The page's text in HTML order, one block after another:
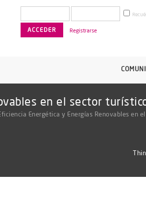
Registrarse
en el sector
Energética y Energías Renovables en